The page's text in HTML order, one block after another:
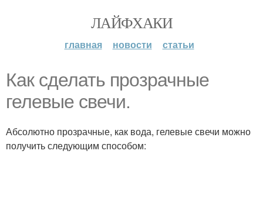
ЛАЙФХАКИ
главная новости статьи
Как сделать прозрачные
гелевые свечи.
Абсолютно прозрачные, как вода, гелевые свечи можно
получить следующим способом: